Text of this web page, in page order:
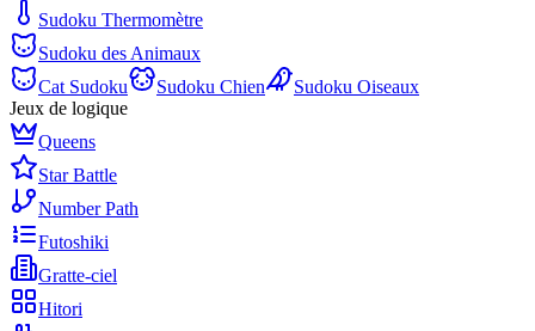
Sudoku Thermomètre
Sudoku des Animaux
Cat Sudoku
Sudoku Chien
Sudoku Oiseaux
Jeux de logique
Queens
Star Battle
Number Path
Futoshiki
Gratte-ciel
Hitori